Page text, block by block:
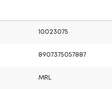
10023075
8907375057887
MRL